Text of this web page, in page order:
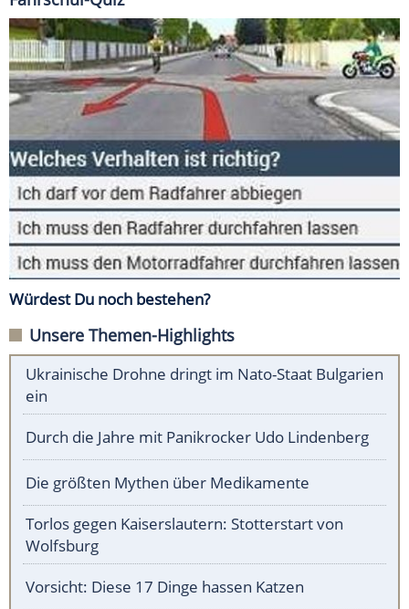
Würdest Du noch bestehen?
Unsere Themen-Highlights
Ukrainische Drohne dringt im Nato-Staat Bulgarien
ein
Durch die Jahre mit Panikrocker Udo Lindenberg
Die größten Mythen über Medikamente
Torlos gegen Kaiserslautern: Stotterstart von
Wolfsburg
Vorsicht: Diese 17 Dinge hassen Katzen